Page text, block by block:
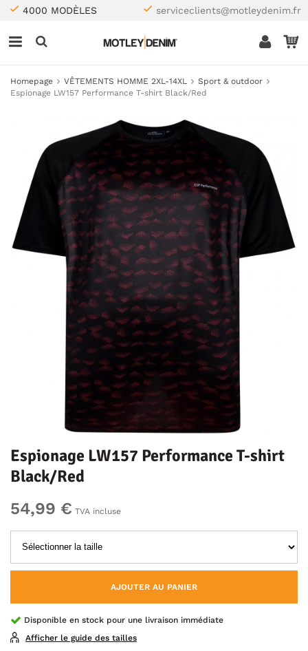
4000 MODÈLES serviceclients@motleydenim.fr
Homepage VÊTEMENTS HOMME 2XL-14XL
Sport & outdoor
Espionage LW157 Performance T-shirt Black/Red
Espionage LW157 Performance T-shirt
Black/Red
54,99 € TVA incluse
AJOUTER AU PANIER
Disponible en stock pour une livraison immédiate
Afficher le guide des tailles